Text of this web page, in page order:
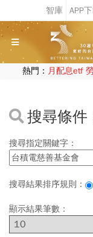
熱門： 月配息etf
搜尋條件
搜尋指定關鍵字：
搜尋結果排序規則：
顯示結果筆數：